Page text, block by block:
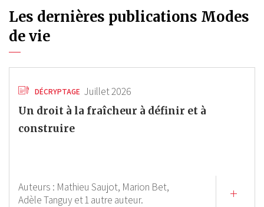
Les dernières publications Modes
de vie
DÉCRYPTAGE Juillet 2026
Un droit à la fraîcheur à définir et à
construire
Auteurs : Mathieu Saujot, Marion Bet,
Adèle Tanguyet 1 autre auteur.